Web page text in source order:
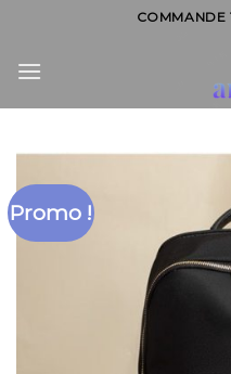
content
COMMANDE
Promo !